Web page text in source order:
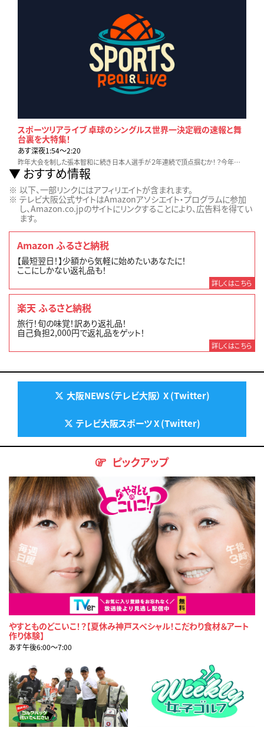
スポーツリアライブ 卓球のシングルス世界一決定戦の速報と舞
台裏を大特集！
あす深夜1:54〜2:20
昨年大会を制した張本智和に続き日本人選手が２年連続で頂点掴むか！？今年国内で唯一開催される国際大会での日本人選手の戦いを詳細にお届け！絶好調の大谷翔平の最新情報
おすすめ情報
以下、一部リンクにはアフィリエイトが含まれます。
テレビ大阪公式サイトはAmazonアソシエイト・プログラムに参加
し、Amazon.co.jpのサイトにリンクすることにより、広告料を得てい
ます。
Amazon ふるさと納税
【最短翌日！】少額から気軽に始めたいあなたに！
ここにしかない返礼品も！
詳しくはこちら
楽天 ふるさと納税
旅行！旬の味覚！訳あり返礼品！
自己負担2,000円で返礼品をゲット！
詳しくはこちら
大阪NEWS（テレビ大阪） X (Twitter)
テレビ大阪スポーツ X (Twitter)
ピックアップ
やすとものどこいこ！？【夏休み神戸スペシャル！こだわり食材＆アート
作り体験】
あす午後6:00〜7:00